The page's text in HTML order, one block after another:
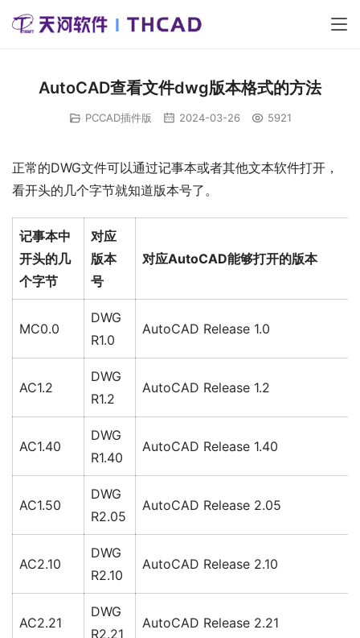
AutoCAD查看文件dwg版本格式的方法
PCCAD插件版 2024-03-26 5921
正常的DWG文件可以通过记事本或者其他文本软件打开，
看开头的几个字节就知道版本号了。
记事本中
开头的几
个字节
对应
版本
号
对应AutoCAD能够打开的版本
MC0.0
DWG
R1.0
AutoCAD Release 1.0
AC1.2
DWG
R1.2
AutoCAD Release 1.2
AC1.40
DWG
R1.40
AutoCAD Release 1.40
AC1.50
DWG
R2.05
AutoCAD Release 2.05
AC2.10
DWG
R2.10
AutoCAD Release 2.10
AC2.21
DWG
R2.21
AutoCAD Release 2.21